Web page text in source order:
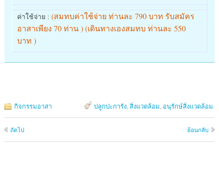
ค่าใช้จ่าย : (สมทบค่าใช้จ่าย ท่านละ 790 บาท รับสมัคร
อาสาเพียง 70 ท่าน ) (เดินทางเองสมทบ ท่านละ 550
บาท )
กิจกรรมอาสา ปลูกปะการัง,สิ่งแวดล้อม, อนุรักษ์สิ่งแวดล้อม.
ถัดไป ย้อนกลับ